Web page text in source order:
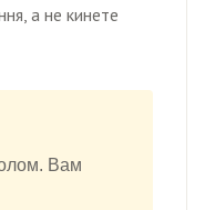
а не кинете
Вам